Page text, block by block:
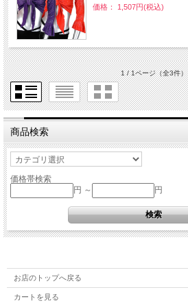
価格： 1,507円(税込)
1 / 1ページ（全3件）
商品検索
価格帯検索
円 ～
円
お店のトップへ戻る
カートを見る